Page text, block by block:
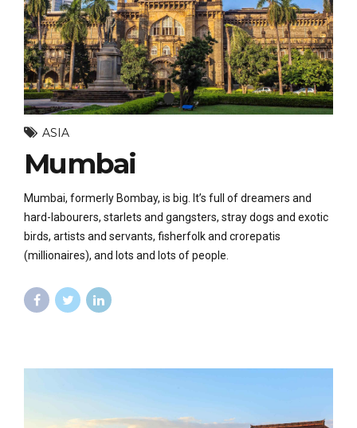
ASIA
Mumbai
Mumbai, formerly Bombay, is big. It’s full of dreamers and
hard-labourers, starlets and gangsters, stray dogs and exotic
birds, artists and servants, fisherfolk and crorepatis
(millionaires), and lots and lots of people.